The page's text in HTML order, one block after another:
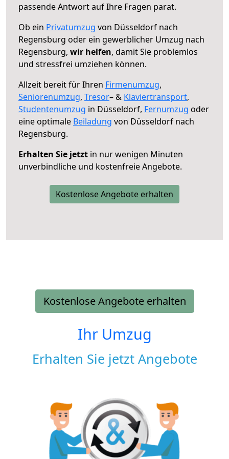
passende Antwort auf Ihre Fragen parat.
Ob ein Privatumzug von Düsseldorf nach
Regensburg oder ein gewerblicher Umzug nach
Regensburg, wir helfen, damit Sie problemlos
und stressfrei umziehen können.
Allzeit bereit für Ihren Firmenumzug,
Seniorenumzug, Tresor– & Klaviertransport,
Studentenumzug in Düsseldorf, Fernumzug oder
eine optimale Beiladung von Düsseldorf nach
Regensburg.
Erhalten Sie jetzt in nur wenigen Minuten
unverbindliche und kostenfreie Angebote.
Kostenlose Angebote erhalten
Kostenlose Angebote erhalten
Ihr Umzug
Erhalten Sie jetzt Angebote